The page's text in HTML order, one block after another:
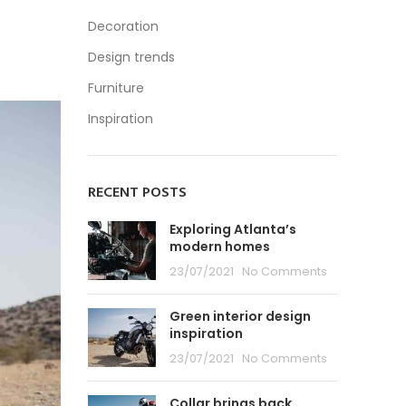
Decoration
Design trends
Furniture
Inspiration
RECENT POSTS
Exploring Atlanta’s
modern homes
23/07/2021 No Comments
Green interior design
inspiration
23/07/2021 No Comments